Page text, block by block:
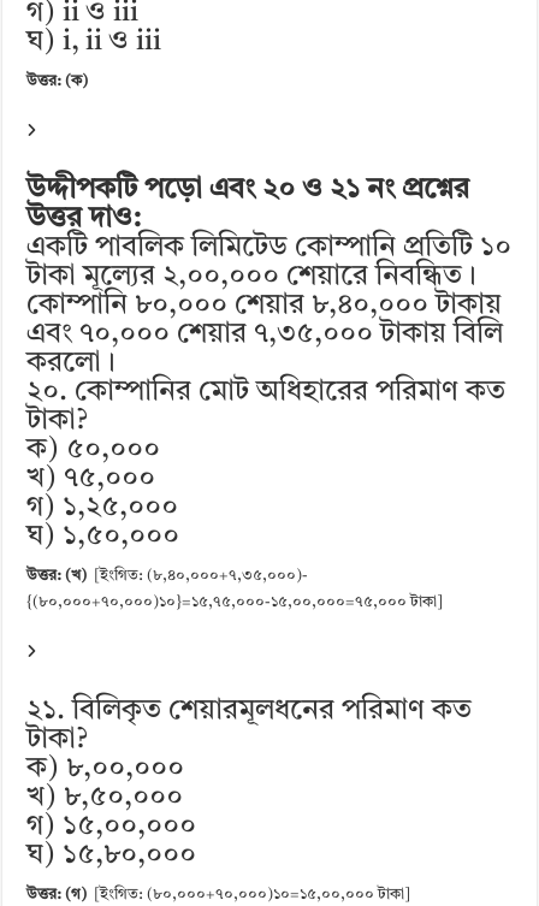
গ) ii ও iii
ঘ) i, ii ও iii
উত্তর: (ক)
উদ্দীপকটি পড়ো এবং ২০ ও ২১ নং প্রশ্নের
উত্তর দাও:
একটি পাবলিক লিমিটেড কোম্পানি প্রতিটি ১০
টাকা মূল্যের ২,০০,০০০ শেয়ারে নিবন্ধিত।
কোম্পানি ৮০,০০০ শেয়ার ৮,৪০,০০০ টাকায়
এবং ৭০,০০০ শেয়ার ৭,৩৫,০০০ টাকায় বিলি
করলো।
২০. কোম্পানির মোট অধিহারের পরিমাণ কত
টাকা?
ক) ৫০,০০০
খ) ৭৫,০০০
গ) ১,২৫,০০০
ঘ) ১,৫০,০০০
উত্তর: (খ)
[ইংগিত: (৮,৪০,০০০+৭,৩৫,০০০)-
{(৮০,০০০+৭০,০০০)১০}=১৫,৭৫,০০০-১৫,০০,০০০=৭৫,০০০ টাকা]
২১. বিলিকৃত শেয়ারমূলধনের পরিমাণ কত
টাকা?
ক) ৮,০০,০০০
খ) ৮,৫০,০০০
গ) ১৫,০০,০০০
ঘ) ১৫,৮০,০০০
উত্তর: (গ) [ইংগিত: (৮০,০০০+৭০,০০০)১০=১৫,০০,০০০ টাকা]